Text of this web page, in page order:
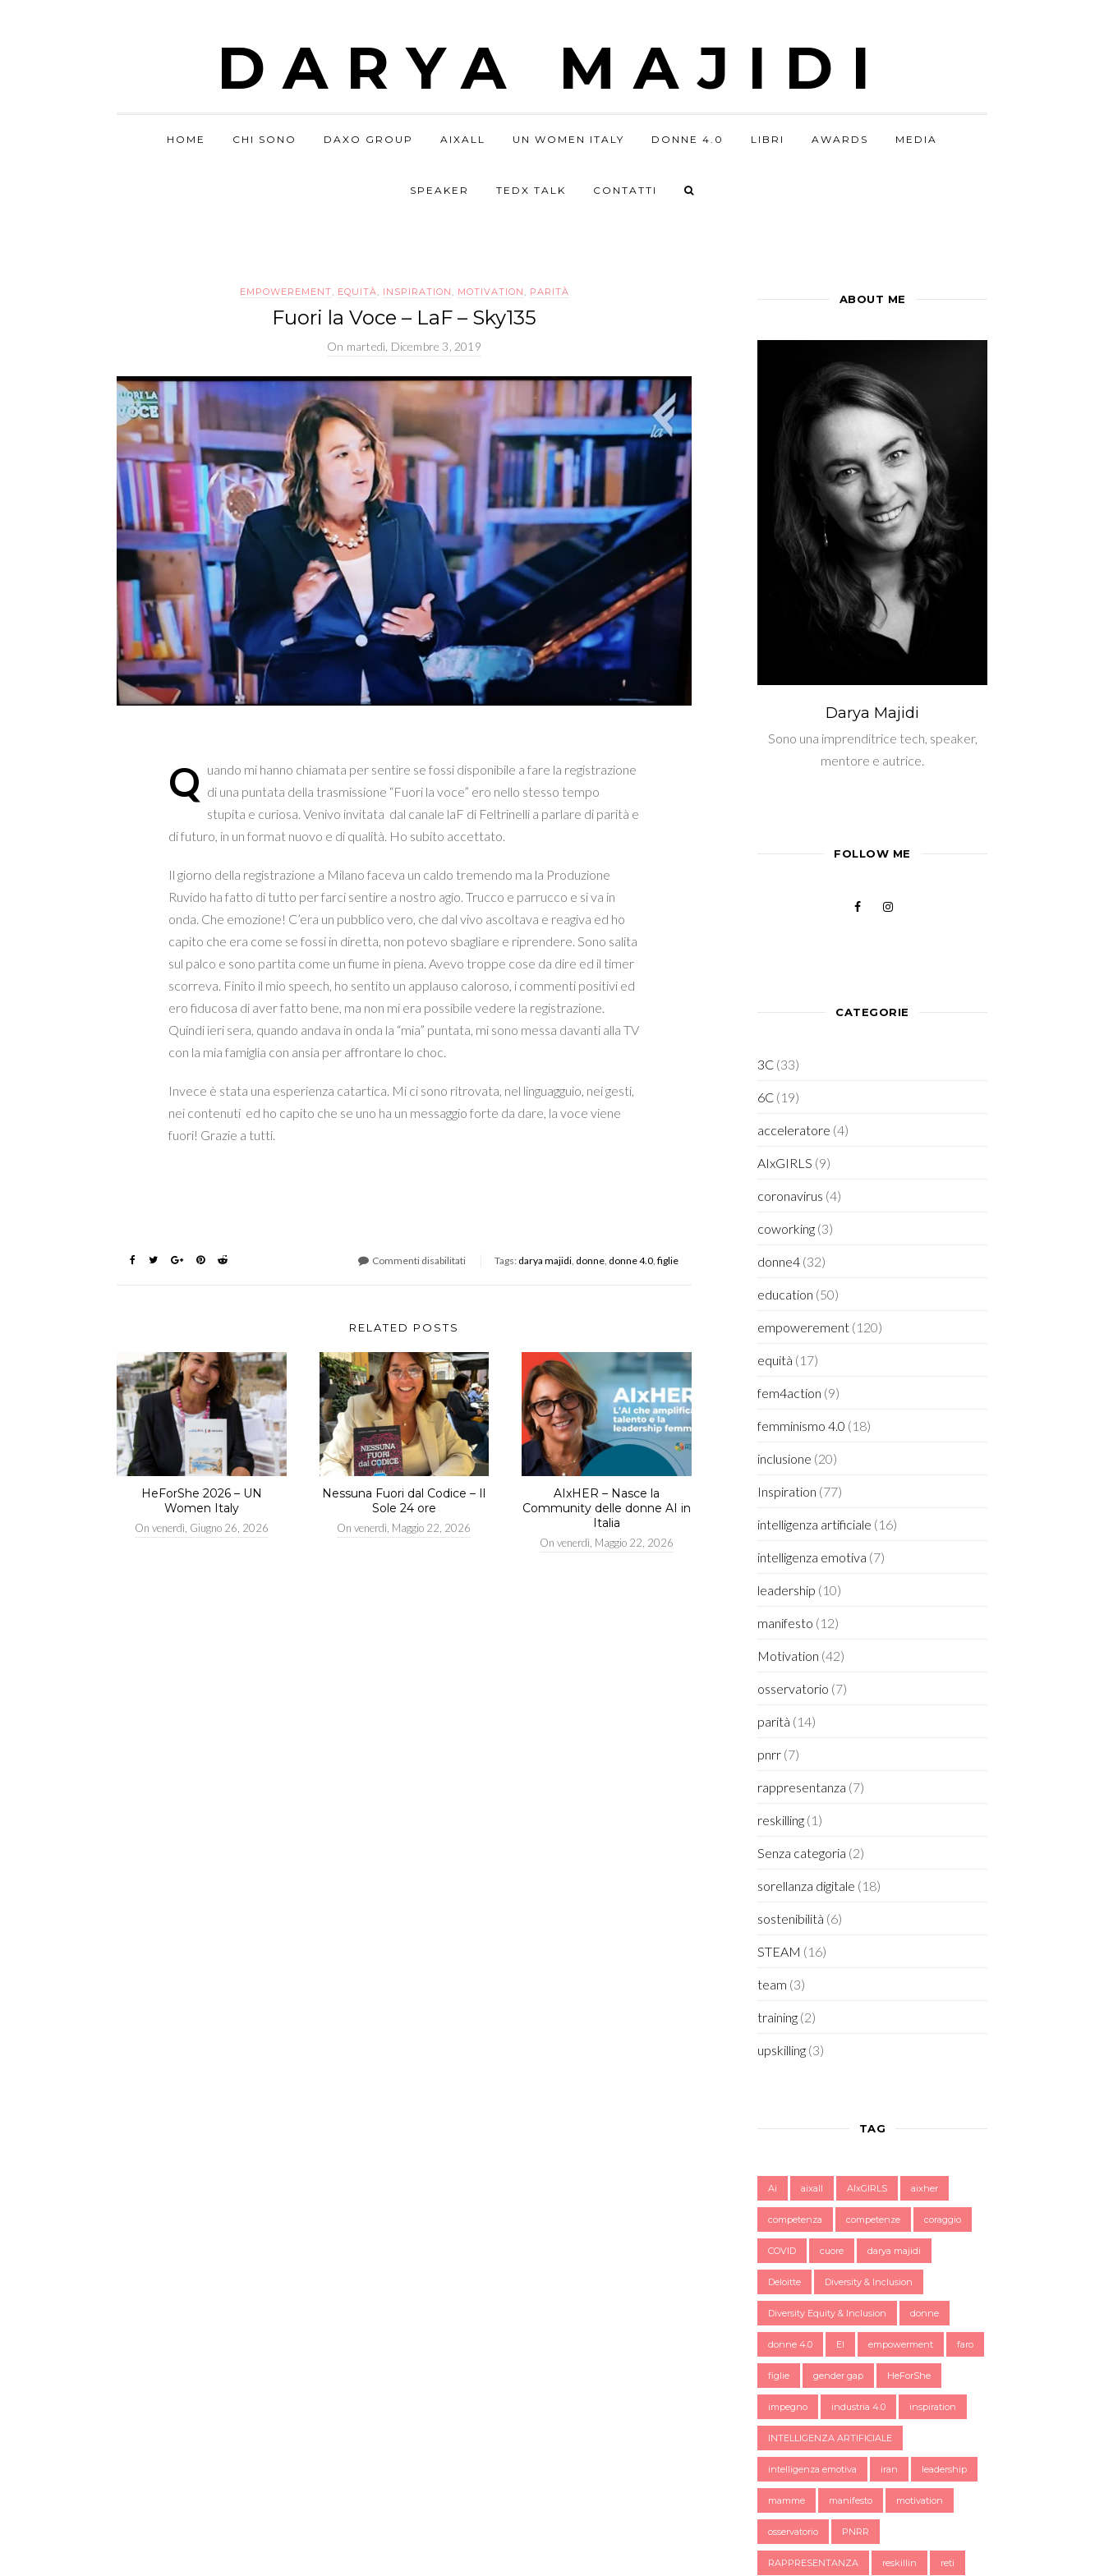
DARYA MAJIDI
HOME CHI SONO DAXO GROUP AIXALL UN WOMEN ITALY DONNE 4.0 LIBRI AWARDS MEDIA
SPEAKER TEDX TALK CONTATTI
EMPOWEREMENT, EQUITÀ, INSPIRATION , MOTIVATION , PARITÀ
Fuori la Voce – LaF – Sky135
On martedì, Dicembre 3, 2019
Q uando mi hanno chiamata per sentire se fossi disponibile a fare la registrazione
di una puntata della trasmissione “Fuori la voce” ero nello stesso tempo
stupita e curiosa. Venivo invitata dal canale laF di Feltrinelli a parlare di parità e
di futuro, in un format nuovo e di qualità. Ho subito accettato.
Il giorno della registrazione a Milano faceva un caldo tremendo ma la Produzione
Ruvido ha fatto di tutto per farci sentire a nostro agio. Trucco e parrucco e si va in
onda. Che emozione! C’era un pubblico vero, che dal vivo ascoltava e reagiva ed ho
capito che era come se fossi in diretta, non potevo sbagliare e riprendere. Sono salita
sul palco e sono partita come un fiume in piena. Avevo troppe cose da dire ed il timer
scorreva. Finito il mio speech, ho sentito un applauso caloroso, i commenti positivi ed
ero fiducosa di aver fatto bene, ma non mi era possibile vedere la registrazione.
Quindi ieri sera, quando andava in onda la “mia” puntata, mi sono messa davanti alla TV
con la mia famiglia con ansia per affrontare lo choc.
Invece è stata una esperienza catartica. Mi ci sono ritrovata, nel linguagguio, nei gesti,
nei contenuti ed ho capito che se uno ha un messaggio forte da dare, la voce viene
fuori! Grazie a tutti.
Commenti disabilitati Tags: darya majidi donne donne 4.0 figlie
RELATED POSTS
HeForShe 2026 – UN
Women Italy
On venerdì, Giugno 26, 2026
Nessuna Fuori dal Codice – Il
Sole 24 ore
Onvenerdì, Maggio 22, 2026
AIxHER – Nasce la
Community delle donne AI in
Italia
Onvenerdì, Maggio 22, 2026
ABOUT ME
Darya Majidi
Sono una imprenditrice tech, speaker,
mentore e autrice.
FOLLOW ME
CATEGORIE
3C (33)
6C (19)
acceleratore (4)
AIxGIRLS (9)
coronavirus (4)
coworking (3)
donne4 (32)
education (50)
empowerement (120)
equità (17)
fem4action (9)
femminismo 4.0 (18)
inclusione (20)
Inspiration (77)
intelligenza artificiale (16)
intelligenza emotiva (7)
leadership (10)
manifesto (12)
Motivation (42)
osservatorio (7)
parità (14)
pnrr (7)
rappresentanza (7)
reskilling (1)
Senza categoria (2)
sorellanza digitale (18)
sostenibilità (6)
STEAM (16)
team (3)
training (2)
upskilling (3)
TAG
Ai aixall AIxGIRLS aixher
competenza competenze coraggio
COVID cuore darya majidi
Deloitte Diversity & Inclusion
Diversity Equity & Inclusion donne
donne 4.0 EI empowerment faro
figlie gender gap HeForShe
impegno industria 4.0 inspiration
INTELLIGENZA ARTIFICIALE
intelligenza emotiva iran leadership
mamme manifesto motivation
osservatorio PNRR
RAPPRESENTANZA reskillin reti